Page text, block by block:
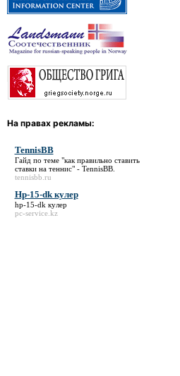
На правах рекламы:
TennisBB
Гайд по теме "как правильно ставить
ставки на теннис" - TennisBB.
tennisbb.ru
Hp-15-dk кулер
hp-15-dk кулер
pc-service.kz